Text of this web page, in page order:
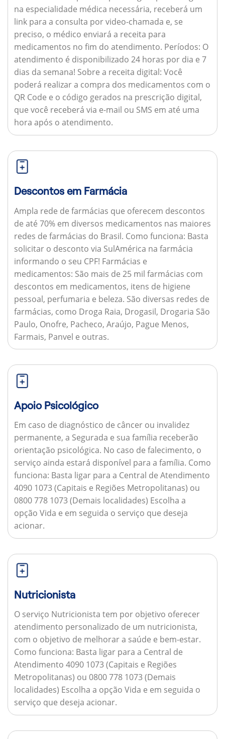
na especialidade médica necessária, receberá um
link para a consulta por video-chamada e, se
preciso, o médico enviará a receita para
medicamentos no fim do atendimento. Períodos: O
atendimento é disponibilizado 24 horas por dia e 7
dias da semana! Sobre a receita digital: Você
poderá realizar a compra dos medicamentos com o
QR Code e o código gerados na prescrição digital,
que você receberá via e-mail ou SMS em até uma
hora após o atendimento.
Descontos em Farmácia
Ampla rede de farmácias que oferecem descontos
de até 70% em diversos medicamentos nas maiores
redes de farmácias do Brasil. Como funciona: Basta
solicitar o desconto via SulAmérica na farmácia
informando o seu CPF! Farmácias e
medicamentos: São mais de 25 mil farmácias com
descontos em medicamentos, itens de higiene
pessoal, perfumaria e beleza. São diversas redes de
farmácias, como Droga Raia, Drogasil, Drogaria São
Paulo, Onofre, Pacheco, Araújo, Pague Menos,
Farmais, Panvel e outras.
Apoio Psicológico
Em caso de diagnóstico de câncer ou invalidez
permanente, a Segurada e sua família receberão
orientação psicológica. No caso de falecimento, o
serviço ainda estará disponível para a família. Como
funciona: Basta ligar para a Central de Atendimento
4090 1073 (Capitais e Regiões Metropolitanas) ou
0800 778 1073 (Demais localidades) Escolha a
opção Vida e em seguida o serviço que deseja
acionar.
Nutricionista
O serviço Nutricionista tem por objetivo oferecer
atendimento personalizado de um nutricionista,
com o objetivo de melhorar a saúde e bem-estar.
Como funciona: Basta ligar para a Central de
Atendimento 4090 1073 (Capitais e Regiões
Metropolitanas) ou 0800 778 1073 (Demais
localidades) Escolha a opção Vida e em seguida o
serviço que deseja acionar.